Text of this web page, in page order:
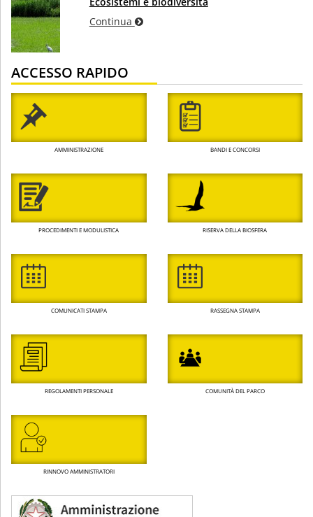
Continua
ACCESSO RAPIDO
AMMINISTRAZIONE BANDI E CONCORSI
PROCEDIMENTI E MODULISTICA RISERVA DELLA BIOSFERA
COMUNICATI STAMPA RASSEGNA STAMPA
REGOLAMENTI PERSONALE COMUNITÀ DEL PARCO
RINNOVO AMMINISTRATORI